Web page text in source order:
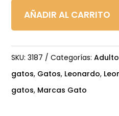
AÑADIR AL CARRITO
SKU:3187 Categorías:
gatos, Gatos, Leonardo,
gatos, Marcas Gato